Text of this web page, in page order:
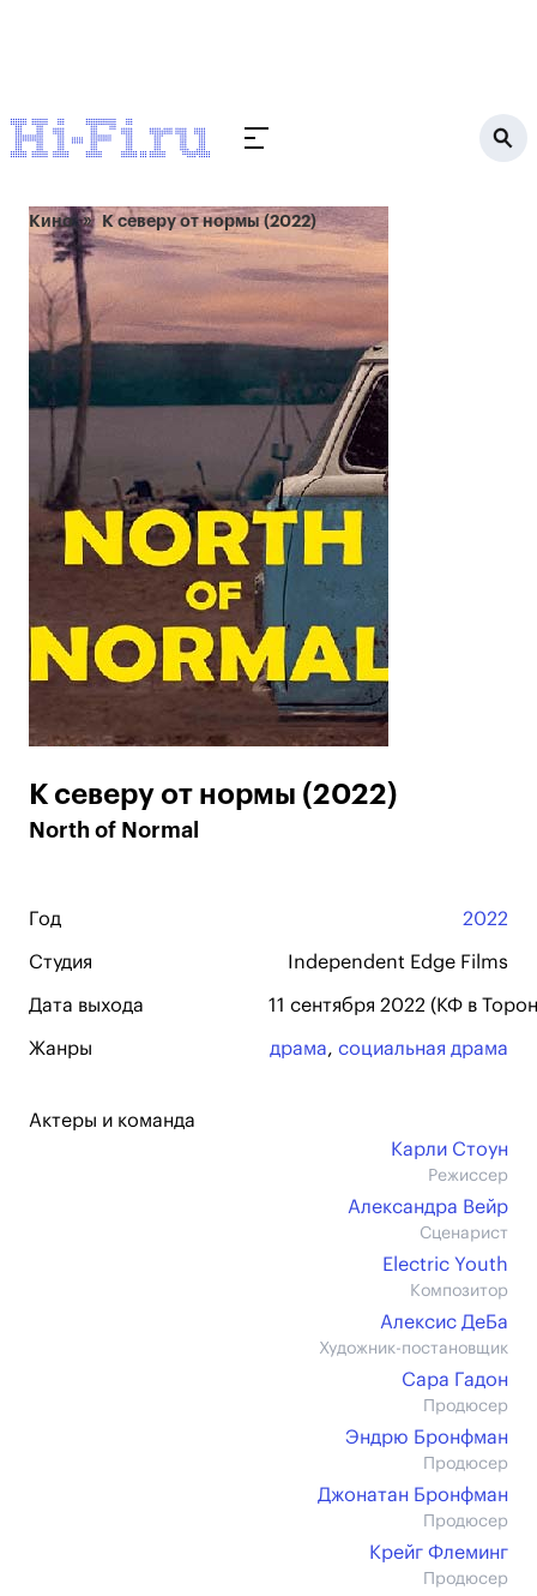
Кино К северу от нормы (2022)
К северу от нормы (2022)
North of Normal
Год 2022
Студия Independent Edge Films
Дата выхода 11 сентября 2022 (КФ в
Жанры драма, социальная драма
Актеры и команда
Карли Стоун
Режиссер
Александра Вейр
Сценарист
Electric Youth
Композитор
Алексис ДеБа
Художник-постановщик
Сара Гадон
Продюсер
Эндрю Бронфман
Продюсер
Джонатан Бронфман
Продюсер
Крейг Флеминг
Продюсер